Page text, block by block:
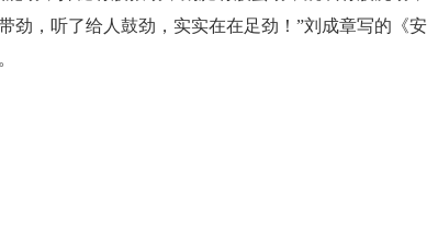
劲，听了给人鼓劲，实实在在足劲！”刘成章写的《安